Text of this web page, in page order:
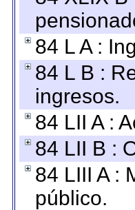
84 L A :
84 L B :
ingresos.
84 LII A :
84 LII B :
84 LIII A :
público.